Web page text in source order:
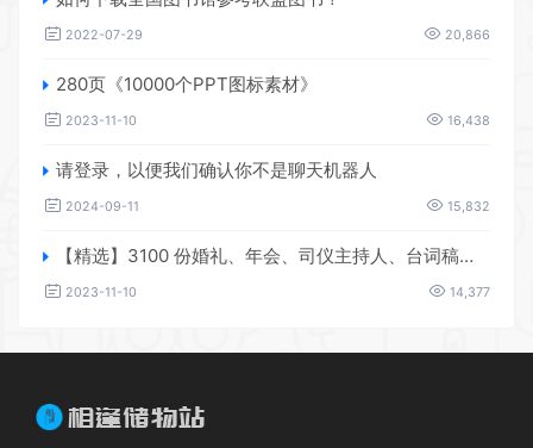
2022-07-29 20,866
280页《10000个PPT图标素材》
2023-11-10 16,438
请登录，以便我们确认你不是聊天机器人
2024-09-11 15,832
【精选】3100 份婚礼、年会、司仪主持人、台词稿、节日生日、晚会、开场、开场白素材
2023-11-10 14,377